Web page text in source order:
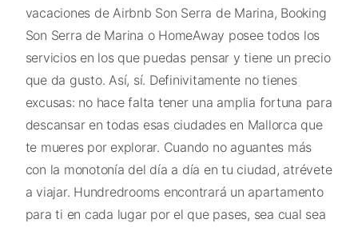
vacaciones de Airbnb Son Serra de Marina, Booking
Son Serra de Marina o HomeAway posee todos los
servicios en los que puedas pensar y tiene un precio
que da gusto. Así, sí. Definivitamente no tienes
excusas: no hace falta tener una amplia fortuna para
descansar en todas esas ciudades en Mallorca que
te mueres por explorar. Cuando no aguantes más
con la monotonía del día a día en tu ciudad, atrévete
a viajar. Hundredrooms encontrará un apartamento
para ti en cada lugar por el que pases, sea cual sea